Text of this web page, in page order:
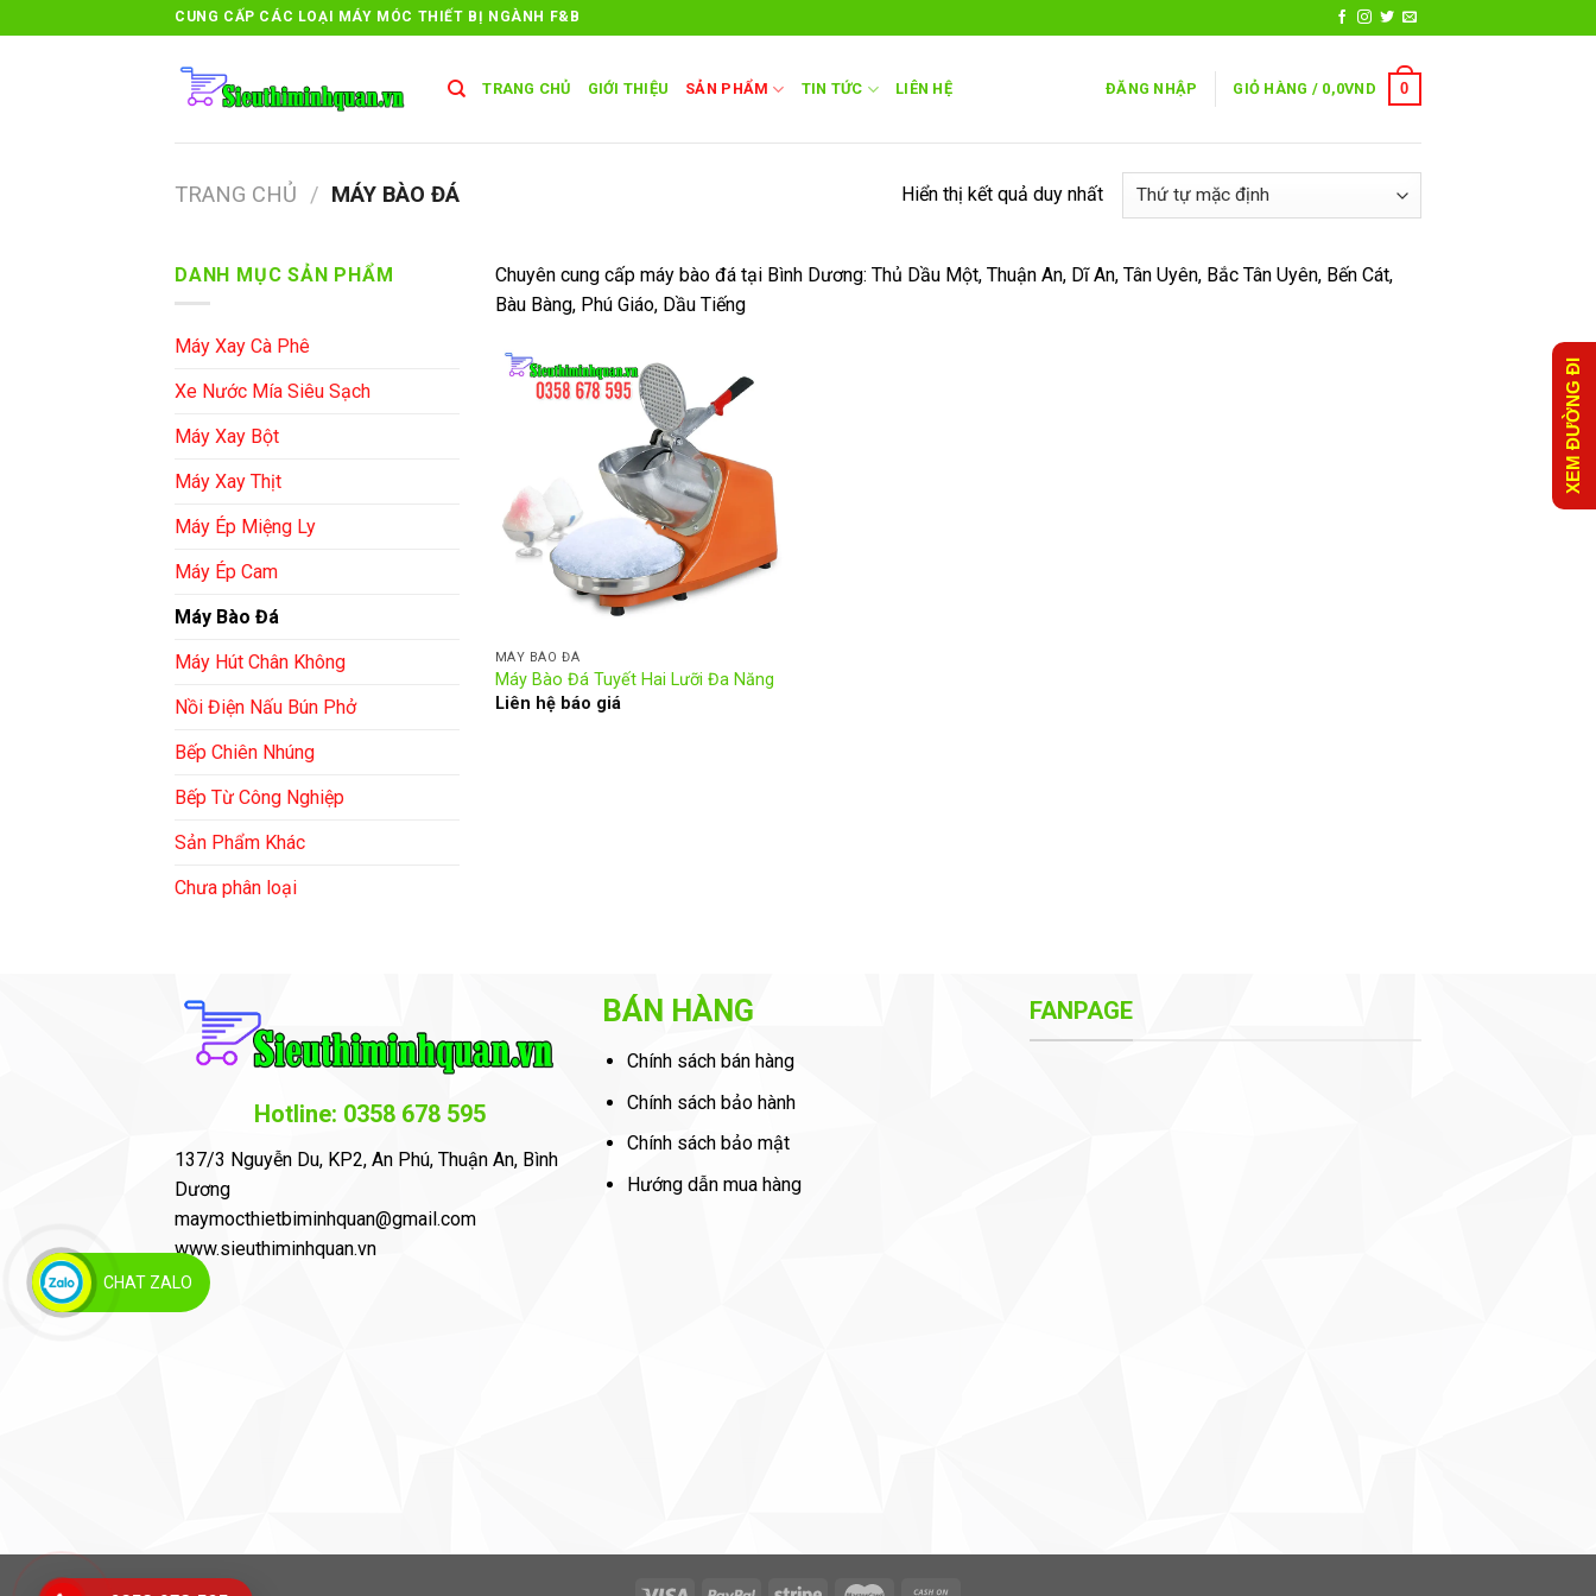
CUNG CẤP CÁC LOẠI MÁY MÓC THIẾT BỊ NGÀNH F&B
TRANG CHỦ GIỚI THIỆU SẢN PHẨM TIN TỨC LIÊN HỆ ĐĂNG NHẬP GIỎ HÀNG / 0,0VND 0
TRANG CHỦ / MÁY BÀO ĐÁ Hiển thị kết quả duy nhất
DANH MỤC SẢN PHẨM
Máy Xay Cà Phê
Xe Nước Mía Siêu Sạch
Máy Xay Bột
Máy Xay Thịt
Máy Ép Miệng Ly
Máy Ép Cam
Máy Bào Đá
Máy Hút Chân Không
Nồi Điện Nấu Bún Phở
Bếp Chiên Nhúng
Bếp Từ Công Nghiệp
Sản Phẩm Khác
Chưa phân loại
Chuyên cung cấp máy bào đá tại Bình Dương: Thủ Dầu Một, Thuận An, Dĩ An, Tân Uyên, Bắc Tân Uyên, Bến Cát,
Bàu Bàng, Phú Giáo, Dầu Tiếng
MÁY BÀO ĐÁ
Máy Bào Đá Tuyết Hai Lưỡi Đa Năng
Liên hệ báo giá
XEM ĐƯỜNG ĐI
Hotline: 0358 678 595
137/3 Nguyễn Du, KP2, An Phú, Thuận An, Bình
Dương
maymocthietbiminhquan@gmail.com
www.sieuthiminhquan.vn
BÁN HÀNG
Chính sách bán hàng
Chính sách bảo hành
Chính sách bảo mật
Hướng dẫn mua hàng
FANPAGE
CHAT ZALO